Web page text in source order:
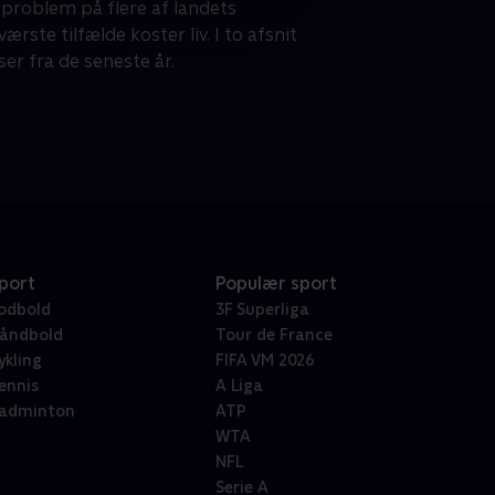
på flere af landets
tilfælde koster liv. I to afsnit
fra de seneste år.
Populær sport
3F Superliga
Tour de France
FIFA VM 2026
A Liga
ATP
WTA
NFL
Serie A